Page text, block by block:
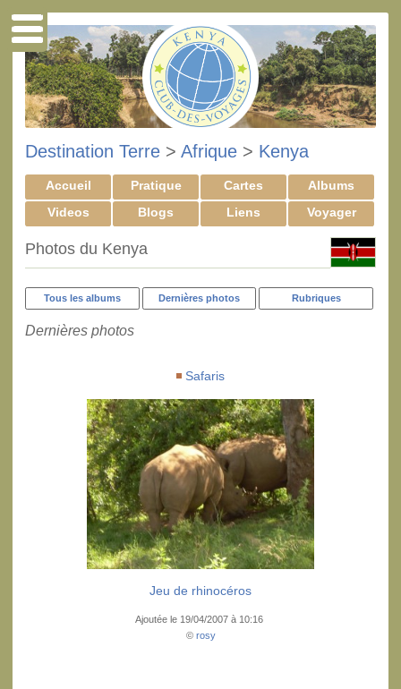
Destination Terre > Afrique > Kenya
Accueil Pratique Cartes
Albums
Videos
Blogs Liens Voyager
Photos du Kenya
Tous les albums Dernières photos Rubriques
Dernières photos
Safaris
Jeu de rhinocéros
Ajoutée le 19/04/2007 à 10:16
© rosy